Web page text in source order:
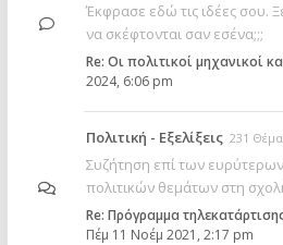
Έκφρασε εδώ τις ιδέες σου.
να σκέφτονται σαν εσένα;;;
Re: Οι πολιτικοί μηχανικοί
2024, 6:06 pm
Πολιτική - Εξελίξεις 231
Συζήτηση επί των
πολιτικών θεμάτων στη
Re: Πρόγραμμα
Πέμ 11 Νοέμ 2021, 2:17 pm